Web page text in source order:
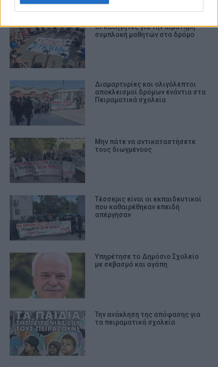
Οι καθηγητές για την αιματηρή
συμπλοκή μαθητών στο δρόμο
Διαμαρτυρίες και ολιγόλεπτοι
αποκλεισμοί δρόμων ενάντια στα
Πειραματικά σχολεία
Μην πάτε να αντικαταστήσετε
τους διωγμένους
Τέσσερις είναι οι εκπαιδευτικοί
που καθαιρέθηκαν επειδή
απέργησαν
Υπηρέτησε το Δημόσιο Σχολείο
με σεβασμό και αγάπη
Την ανάκληση της απόφασης για
τα πειραματικά σχολεία